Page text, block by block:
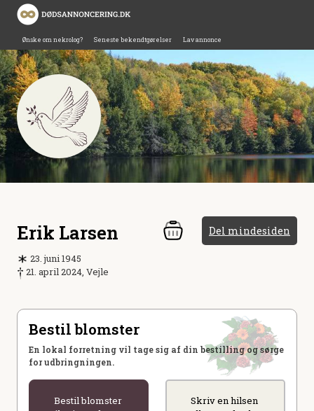
Ønske om nekrolog? Seneste bekendtgørelser Lav annonce
Erik Larsen Del mindesiden
23. juni 1945
21. april 2024, Vejle
Bestil blomster
En lokal forretning vil tage sig af din bestilling og sørge
for udbringningen.
Bestil blomster
Skriv en hilsen